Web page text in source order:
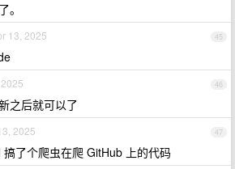
。
45
13, 2025
46
之后就可以了
47
2025
了个爬虫在爬 GitHub 上的代码